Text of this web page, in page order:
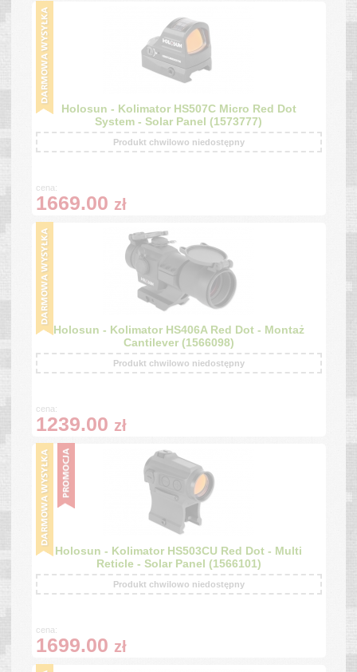
Holosun - Kolimator HS507C Micro Red Dot
System - Solar Panel (1573777)
Produkt chwilowo niedostępny
cena:
1669.00 zł
Holosun - Kolimator HS406A Red Dot - Montaż
Cantilever (1566098)
Produkt chwilowo niedostępny
cena:
1239.00 zł
Holosun - Kolimator HS503CU Red Dot - Multi
Reticle - Solar Panel (1566101)
Produkt chwilowo niedostępny
cena:
1699.00 zł